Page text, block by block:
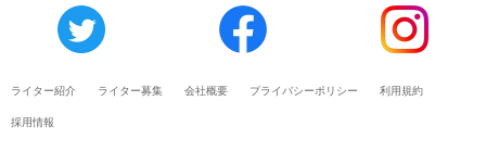
ライター紹介 ライター募集 会社概要 プライバシーポリシー 利用規約
採用情報